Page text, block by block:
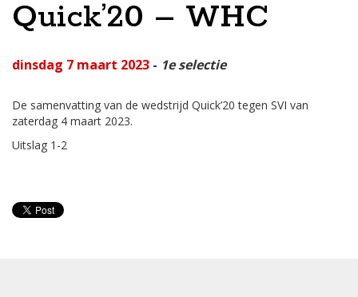
Quick’20 – WHC
dinsdag 7 maart 2023 - 1e selectie
De samenvatting van de wedstrijd Quick’20 tegen SVI van
zaterdag 4 maart 2023.
Uitslag 1-2